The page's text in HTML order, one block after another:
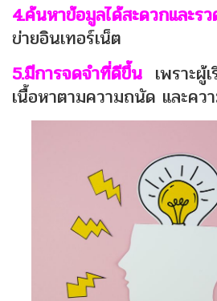
4.ค้นหาข้อมูลได้สะดวกและรว
ข่ายอินเทอร์เน็ต
5.มีการจดจำที่ดีขึ้น เพราะผู้
เนื้อหาตามความถนัด และคว